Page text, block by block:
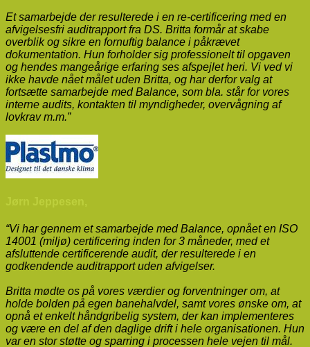
Et samarbejde der resulterede i en re-certificering med en
afvigelsesfri auditrapport fra DS. Britta formår at skabe
overblik og sikre en fornuftig balance i påkrævet
dokumentation. Hun forholder sig professionelt til opgaven
og hendes mangeårige erfaring ses afspejlet heri. Vi ved vi
ikke havde nået målet uden Britta, og har derfor valg at
fortsætte samarbejde med Balance, som bla. står for vores
interne audits, kontakten til myndigheder, overvågning af
lovkrav m.m.”
“Vi har gennem et samarbejde med Balance, opnået en ISO
14001 (miljø) certificering inden for 3 måneder, med et
afsluttende certificerende audit, der resulterede i en
godkendende auditrapport uden afvigelser.
Britta mødte os på vores værdier og forventninger om, at
holde bolden på egen banehalvdel, samt vores ønske om, at
opnå et enkelt håndgribelig system, der kan implementeres
og være en del af den daglige drift i hele organisationen. Hun
var en stor støtte og sparring i processen hele vejen til mål.